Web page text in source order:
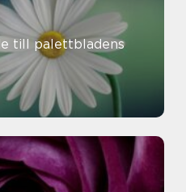
till palettbladens